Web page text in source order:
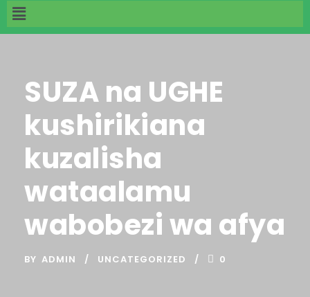
SUZA na UGHE
kushirikiana
kuzalisha
wataalamu
wabobezi wa afya
BY ADMIN UNCATEGORIZED 0